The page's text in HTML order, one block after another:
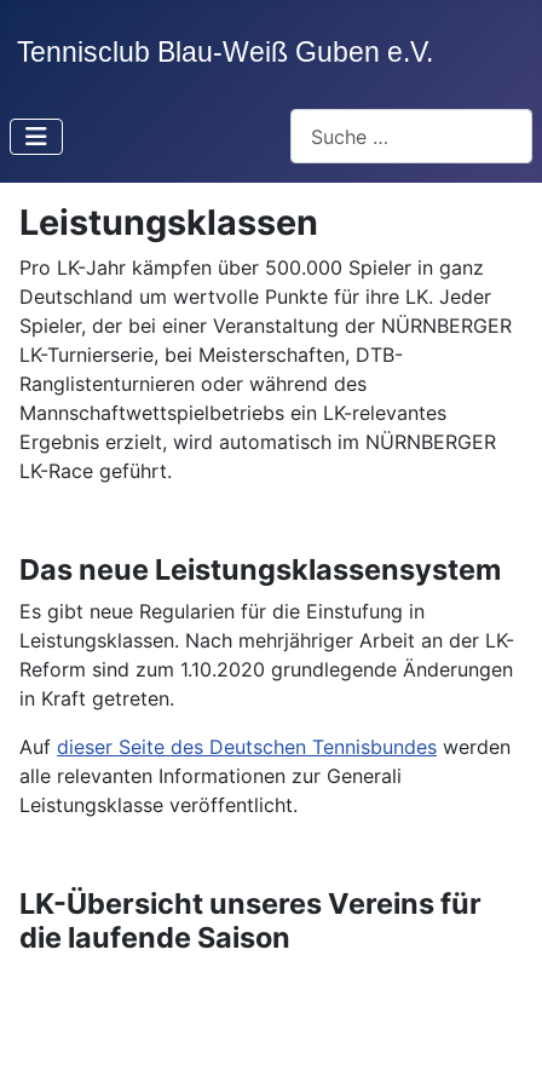
Leistungsklassen
Pro LK-Jahr kämpfen über 500.000 Spieler in ganz
Deutschland um wertvolle Punkte für ihre LK. Jeder
Spieler, der bei einer Veranstaltung der NÜRNBERGER
LK-Turnierserie, bei Meisterschaften, DTB-
Ranglistenturnieren oder während des
Mannschaftwettspielbetriebs ein LK-relevantes
Ergebnis erzielt, wird automatisch im NÜRNBERGER
LK-Race geführt.
Das neue Leistungsklassensystem
Es gibt neue Regularien für die Einstufung in
Leistungsklassen. Nach mehrjähriger Arbeit an der LK-
Reform sind zum 1.10.2020 grundlegende Änderungen
in Kraft getreten.
Auf dieser Seite des Deutschen Tennisbundes werden
alle relevanten Informationen zur Generali
Leistungsklasse veröffentlicht.
LK-Übersicht unseres Vereins für
die laufende Saison